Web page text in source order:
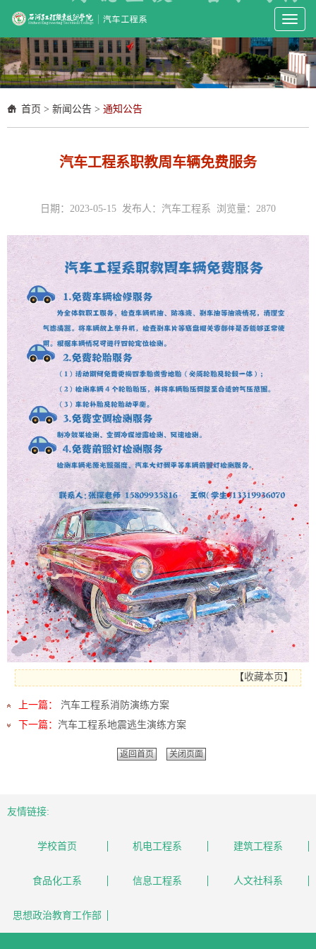
Toggle
首页 > 新闻公告 > 通知公告
汽车工程系职教周车辆免费服务
日期：2023-05-15 发布人：汽车工程系 浏览量： 2870
【收藏本页 】
上一篇：
汽车工程系消防演练方案
下一篇： 汽车工程系地震逃生演练方案
返回首页 关闭页面
友情链接:
学校首页 机电工程系 建筑工程系
食品化工系 信息工程系 人文社科系
思想政治教育工作部